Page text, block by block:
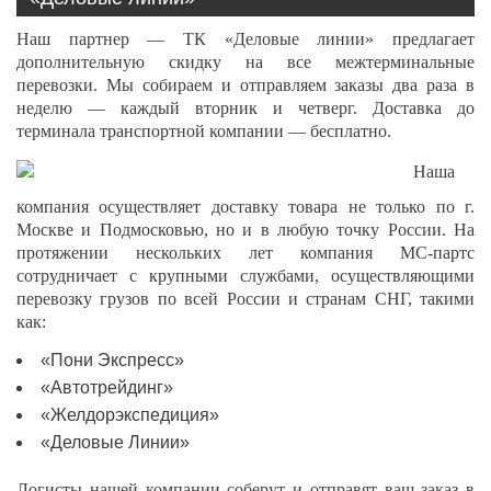
Наш партнер — ТК «Деловые линии» предлагает
дополнительную скидку на все межтерминальные
перевозки. Мы собираем и отправляем заказы два раза в
неделю — каждый вторник и четверг. Доставка до
терминала транспортной компании — бесплатно.
Наша
компания осуществляет доставку товара не только по г.
Москве и Подмосковью, но и в любую точку России. На
протяжении нескольких лет компания МС-партс
сотрудничает с крупными службами, осуществляющими
перевозку грузов по всей России и странам СНГ, такими
как:
«Пони Экспресс»
«Автотрейдинг»
«Желдорэкспедиция»
«Деловые Линии»